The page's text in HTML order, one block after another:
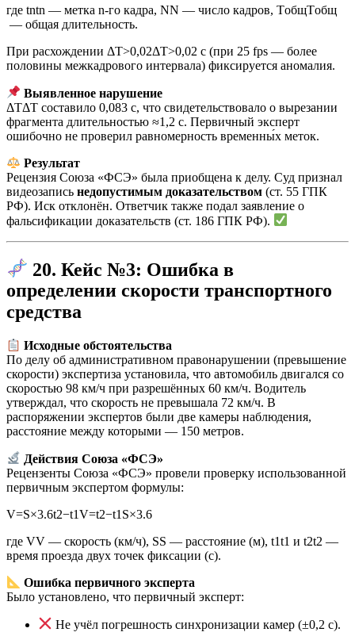
где tntn — метка n-го кадра, NN — число кадров, TобщTобщ
— общая длительность.
При расхождении ΔT>0,02ΔT>0,02 с (при 25 fps — более
половины межкадрового интервала) фиксируется аномалия.
Выявленное нарушение
ΔTΔT составило 0,083 с, что свидетельствовало о вырезании
фрагмента длительностью ≈1,2 с. Первичный эксперт
ошибочно не проверил равномерность временны́х меток.
Результат
Рецензия Союза «ФСЭ» была приобщена к делу. Суд признал
видеозапись недопустимым доказательством (ст. 55 ГПК
РФ). Иск отклонён. Ответчик также подал заявление о
фальсификации доказательств (ст. 186 ГПК РФ).
20. Кейс №3: Ошибка в
определении скорости транспортного
средства
Исходные обстоятельства
По делу об административном правонарушении (превышение
скорости) экспертиза установила, что автомобиль двигался со
скоростью 98 км/ч при разрешённых 60 км/ч. Водитель
утверждал, что скорость не превышала 72 км/ч. В
распоряжении экспертов были две камеры наблюдения,
расстояние между которыми — 150 метров.
Действия Союза «ФСЭ»
Рецензенты Союза «ФСЭ» провели проверку использованной
первичным экспертом формулы:
V=S×3.6t2−t1V=t2−t1 S×3.6
где VV — скорость (км/ч), SS — расстояние (м), t1t1 и t2t2 —
время проезда двух точек фиксации (с).
Ошибка первичного эксперта
Было установлено, что первичный эксперт:
Не учёл погрешность синхронизации камер (±0,2 с).